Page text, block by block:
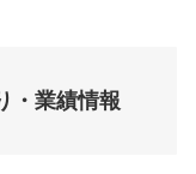
・業績情報